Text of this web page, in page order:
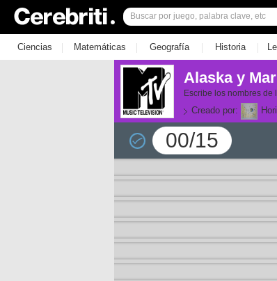
Ciencias | Matemáticas | Geografía | Historia |
Alaska y
Escribe los nombres
Creado por:
00/15